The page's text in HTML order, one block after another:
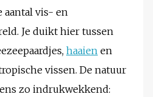
aantal vis- en
Je duikt hier tussen
haaien en
vissen. De natuur
zo indrukwekkend: